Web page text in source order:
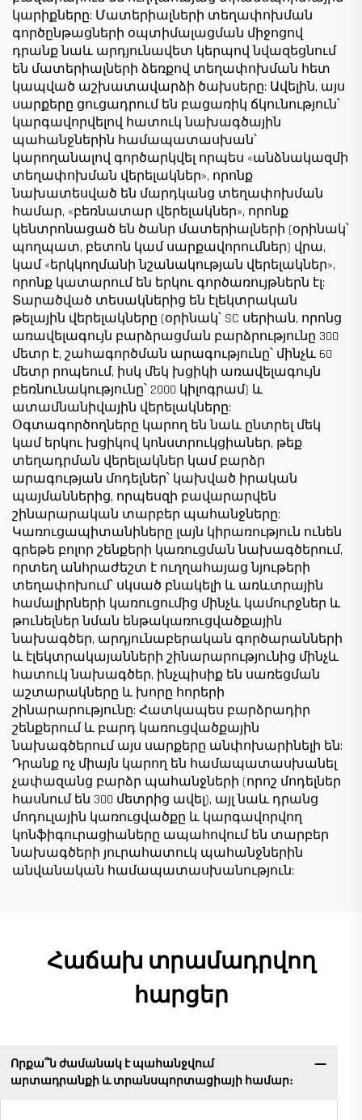
կարիքները: Մատերիալների տեղափոխման
գործընթացների օպտիմալացման միջոցով
դրանք նաև արդյունավետ կերպով նվազեցնում
են մատերիալների ձեռքով տեղափոխման հետ
կապված աշխատավարձի ծախսերը: Ավելին, այս
սարքերը ցուցադրում են բացառիկ ճկունություն՝
կարգավորվելով հատուկ նախագծային
պահանջներին համապատասխան՝
կարողանալով գործարկվել որպես «անձնակազմի
տեղափոխման վերելակներ», որոնք
նախատեսված են մարդկանց տեղափոխման
համար, «բեռնատար վերելակներ», որոնք
կենտրոնացած են ծանր մատերիալների (օրինակ՝
պողպատ, բետոն կամ սարքավորումներ) վրա,
կամ «երկկողմանի նշանակության վերելակներ»,
որոնք կատարում են երկու գործառույթներն էլ:
Տարածված տեսակներից են էլեկտրական
թելային վերելակները (օրինակ՝ SC սերիան, որոնց
առավելագույն բարձրացման բարձրությունը 300
մետր է, շահագործման արագությունը՝ մինչև 60
մետր րոպեում, իսկ մեկ խցիկի առավելագույն
բեռնունակությունը՝ 2000 կիլոգրամ) և
ատամնանիվային վերելակները:
Օգտագործողները կարող են նաև ընտրել մեկ
կամ երկու խցիկով կոնստրուկցիաներ, թեք
տեղադրման վերելակներ կամ բարձր
արագության մոդելներ՝ կախված իրական
պայմաններից, որպեսզի բավարարվեն
շինարարական տարբեր պահանջները:
Կառուցապիտանիները լայն կիրառություն ունեն
գրեթե բոլոր շենքերի կառուցման նախագծերում,
որտեղ անհրաժեշտ է ուղղահայաց նյութերի
տեղափոխում՝ սկսած բնակելի և առևտրային
համալիրների կառուցումից մինչև կամուրջներ և
թունելներ նման ենթակառուցվածքային
նախագծեր, արդյունաբերական գործարանների
և էլեկտրակայանների շինարարությունից մինչև
հատուկ նախագծեր, ինչպիսիք են սառեցման
աշտարակները և խորը հորերի
շինարարությունը: Հատկապես բարձրադիր
շենքերում և բարդ կառուցվածքային
նախագծերում այս սարքերը անփոխարինելի են:
Դրանք ոչ միայն կարող են համապատասխանել
չափազանց բարձր պահանջների (որոշ մոդելներ
հասնում են 300 մետրից ավել), այլ նաև դրանց
մոդուլային կառուցվածքը և կարգավորվող
կոնֆիգուրացիաները ապահովում են տարբեր
նախագծերի յուրահատուկ պահանջներին
անվանական համապատասխանություն:
Հաճախ տրամադրվող
հարցեր
Որքա՞ն ժամանակ է պահանջվում
արտադրանքի և տրանսպորտացիայի համար։